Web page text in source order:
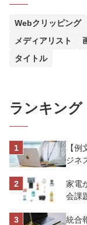
Webクリッピング
メディアリスト
タイトル
ランキング
【例
ジネ
家電
会課
統合